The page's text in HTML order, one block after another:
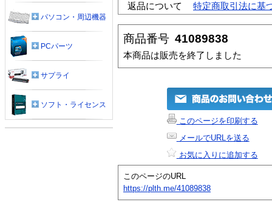
返品について
特定商取引法に基
商品番号 41089838
本商品は販売を終了しました
このページを印刷する
メールでURLを送る
お気に入りに追加する
このページのURL
https://plth.me/41089838
パソコン・周辺機器
PCパーツ
サプライ
ソフト・ライセンス